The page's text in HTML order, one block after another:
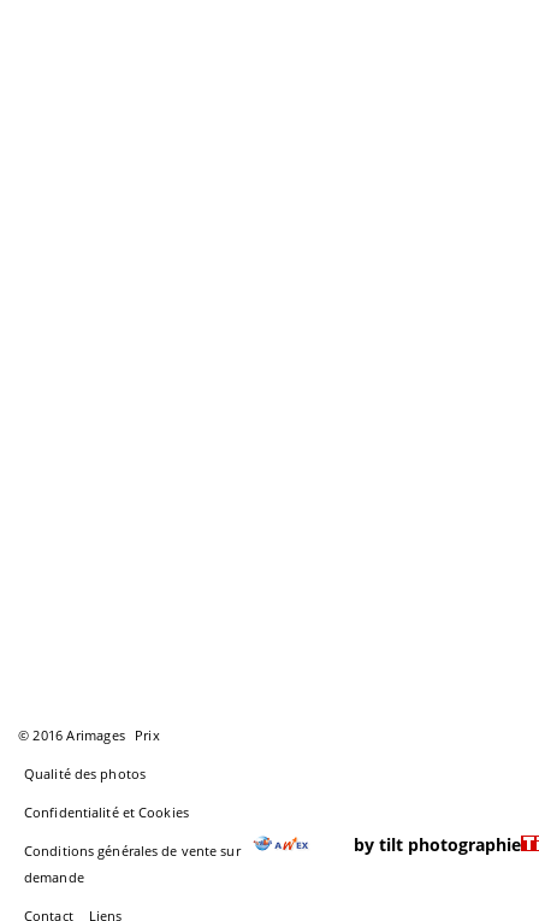
© 2016 Arimages Prix
Qualité des photos
Confidentialité et Cookies
Conditions générales de vente sur
demande
Contact Liens
by tilt photographie